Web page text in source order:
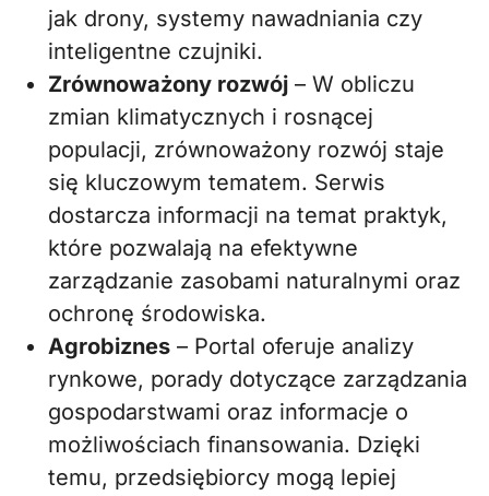
jak drony, systemy nawadniania czy
inteligentne czujniki.
Zrównoważony rozwój – W obliczu
zmian klimatycznych i rosnącej
populacji, zrównoważony rozwój staje
się kluczowym tematem. Serwis
dostarcza informacji na temat praktyk,
które pozwalają na efektywne
zarządzanie zasobami naturalnymi oraz
ochronę środowiska.
Agrobiznes – Portal oferuje analizy
rynkowe, porady dotyczące zarządzania
gospodarstwami oraz informacje o
możliwościach finansowania. Dzięki
temu, przedsiębiorcy mogą lepiej